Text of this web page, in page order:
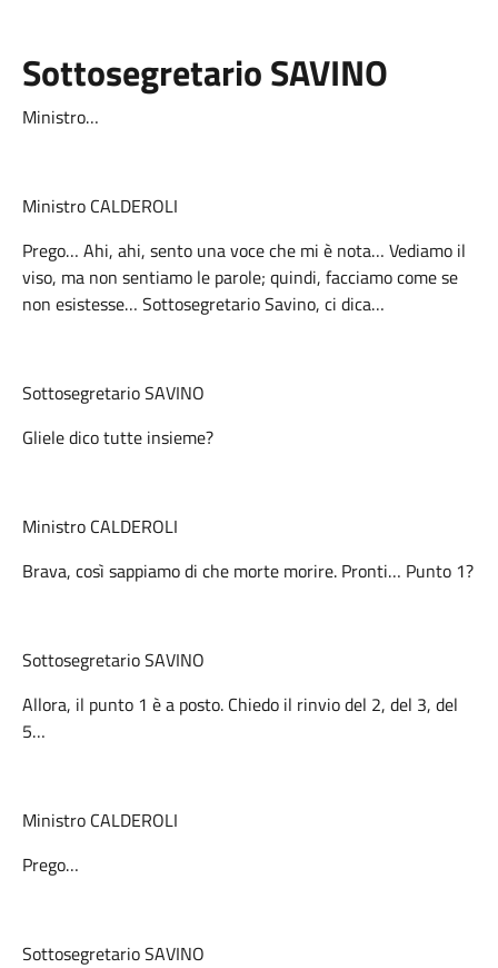
SottosegretarioSAVINO
Ministro…
Ministro CALDEROLI
Prego… Ahi, ahi, sento una voce che mi è nota… Vediamo il
viso, ma non sentiamo le parole; quindi, facciamo come se
non esistesse… Sottosegretario Savino, ci dica…
Sottosegretario SAVINO
Gliele dico tutte insieme?
Ministro CALDEROLI
Brava, così sappiamo di che morte morire. Pronti… Punto 1?
Sottosegretario SAVINO
Allora, il punto 1 è a posto. Chiedo il rinvio del 2, del 3, del
5…
Ministro CALDEROLI
Prego…
Sottosegretario SAVINO